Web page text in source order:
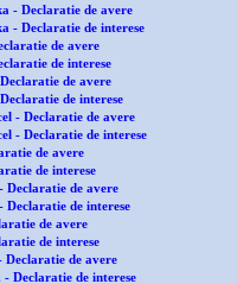
- Declaratie de avere
- Declaratie de interese
de avere
de interese
de avere
de interese
- Declaratie de avere
- Declaratie de interese
de avere
de interese
Declaratie de avere
de interese
de avere
de interese
Declaratie de avere
Declaratie de interese